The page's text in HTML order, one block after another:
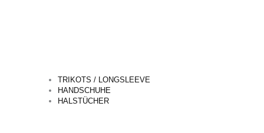
TRIKOTS / LONGSLEEVE
HANDSCHUHE
HALSTÜCHER